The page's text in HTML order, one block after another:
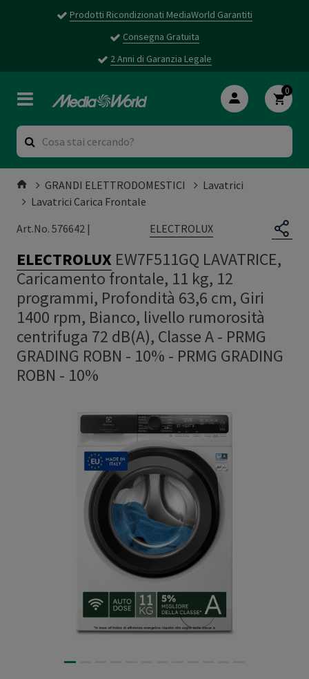
Prodotti Ricondizionati MediaWorld Garantiti
Consegna Gratuita
2 Anni di Garanzia Legale
0
GRANDI ELETTRODOMESTICI
Lavatrici
Lavatrici Carica Frontale
Art.No. 576642 |
ELECTROLUX
ELECTROLUX EW7F511GQ LAVATRICE,
Caricamento frontale, 11 kg, 12
programmi, Profondità 63,6 cm, Giri
1400 rpm, Bianco, livello rumorosità
centrifuga 72 dB(A), Classe A - PRMG
GRADING ROBN - 10% - PRMG GRADING
ROBN - 10%